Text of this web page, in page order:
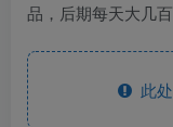
品，后期每天大几
此处